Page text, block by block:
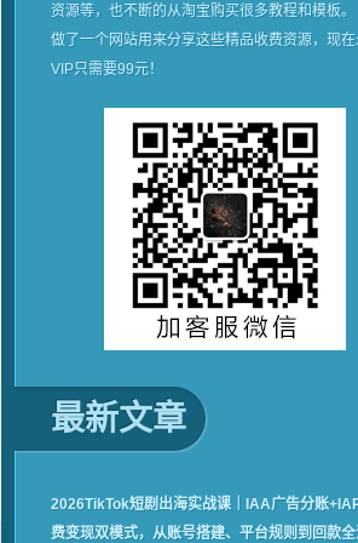
资源等，也不断的从淘宝购买很多教程和模板。
做了一个网站用来分享这些精品收费资源，现在
VIP只需要99元！
最新文章
2026TikTok短剧出海实战课｜IAA广告分账
费变现双模式，从账号搭建、平台规则到回款